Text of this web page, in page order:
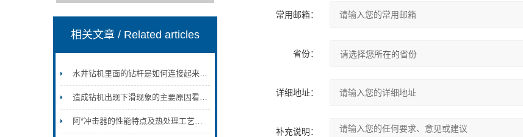
相关文章/ Related articles
水井钻机里面的钻杆是如何连接起来的？
造成钻机出现下滑现象的主要原因看完便知
阿*冲击器的性能特点及热处理工艺介绍
常用邮箱：
省份：
详细地址：
补充说明：